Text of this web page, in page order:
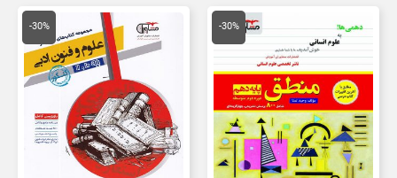
-30%
20,000 تومان
بود.
قیمت
فعلی
است.
-30%
قیمت
اصلی
59,000 تومان
بود.
قیمت
فعلی
است.